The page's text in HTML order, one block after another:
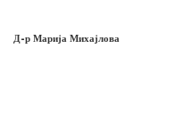
Д-р Марија Михајлова